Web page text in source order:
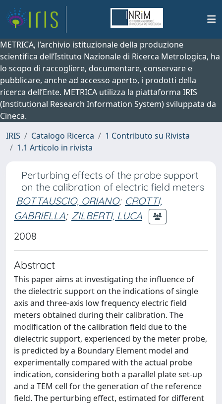
METRICA, l’archivio istituzionale della produzione
scientifica dell’Istituto Nazionale di Ricerca Metrologica, ha
lo scopo di raccogliere, documentare, conservare e
pubblicare, anche ad accesso aperto, i prodotti della
ricerca dell’Ente. METRICA utilizza la piattaforma IRIS
(Institutional Research Information System) sviluppata da
Cineca.
IRIS
Catalogo Ricerca
1 Contributo su Rivista
1.1 Articolo in rivista
Perturbing effects of the probe support
on the calibration of electric field meters
BOTTAUSCIO, ORIANO; CROTTI,
GABRIELLA; ZILBERTI, LUCA
2008
Abstract
This paper aims at investigating the inﬂuence of
the dielectric support on the indications of single
axis and three-axis low frequency electric ﬁeld
meters obtained during their calibration. The
modiﬁcation of the calibration ﬁeld due to the
dielectric support, experienced by the meter probe,
is predicted by a Boundary Element model and
experimentally compared with the actual probe
indication, considering both a parallel plate set-up
and a TEM cell for the generation of the reference
ﬁeld. The perturbing eﬀect, estimated for diﬀerent